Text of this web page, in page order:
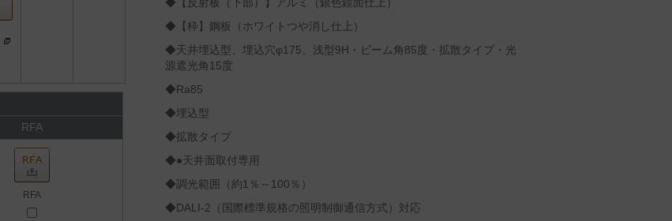
RFA
RFA
◆【反射板（下部）】アルミ（銀色鏡面仕上）
◆【枠】鋼板（ホワイトつや消し仕上）
◆天井埋込型、埋込穴φ175、浅型9H・ビーム角85度・拡散タイプ・光
源遮光角15度
◆Ra85
◆埋込型
◆拡散タイプ
◆●天井面取付専用
◆調光範囲（約1％～100％）
◆DALI‐2（国際標準規格の照明制御通信方式）対応